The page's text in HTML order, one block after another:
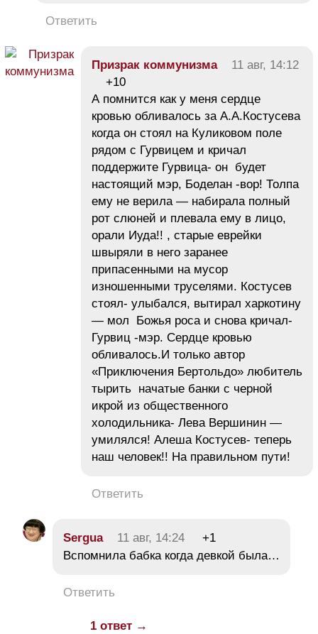
Ответить
Призрак коммунизма
11 авг, 14:12
+10
А помнится как у меня сердце
кровью обливалось за А.А.Костусева
когда он стоял на Куликовом поле
рядом с Гурвицем и кричал
поддержите Гурвица- он будет
настоящий мэр, Боделан -вор! Толпа
ему не верила — набирала полный
рот слюней и плевала ему в лицо,
орали Иуда!! , старые еврейки
швыряли в него заранее
припасенными на мусор
изношенными труселями. Костусев
стоял- улыбался, вытирал харкотину
— мол Божья роса и снова кричал-
Гурвиц -мэр. Сердце кровью
обливалось.И только автор
«Приключения Бертольдо» любитель
тырить начатые банки с черной
икрой из общественного
холодильника- Лева Вершинин —
умилялся! Алеша Костусев- теперь
наш человек!! На правильном пути!
Ответить
Sergua 11 авг, 14:24
+1
Вспомнила бабка когда девкой была…
Ответить
1 ответ →